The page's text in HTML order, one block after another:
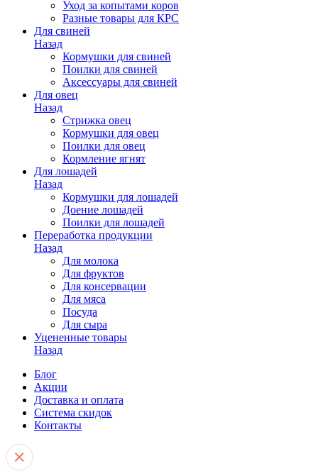
Уход за копытами коров
Разные товары для КРС
Для свиней
Назад
Кормушки для свиней
Поилки для свиней
Аксессуары для свиней
Для овец
Назад
Стрижка овец
Кормушки для овец
Поилки для овец
Кормление ягнят
Для лошадей
Назад
Кормушки для лошадей
Доение лошадей
Поилки для лошадей
Переработка продукции
Назад
Для молока
Для фруктов
Для консервации
Для мяса
Посуда
Для сыра
Уцененные товары
Назад
Блог
Акции
Доставка и оплата
Система скидок
Контакты